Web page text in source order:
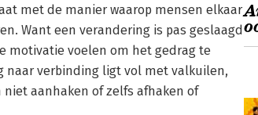
met de manier waarop mensen elkaar
Want een verandering is pas geslaagd
motivatie voelen om het gedrag te
naar verbinding ligt vol met valkuilen,
aanhaken of zelfs afhaken of